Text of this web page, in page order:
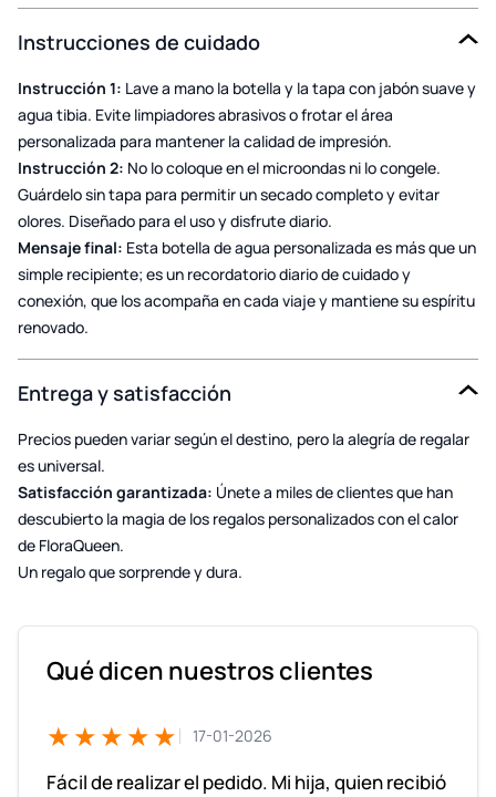
Instrucciones de cuidado
Instrucción 1: Lave a mano la botella y la tapa con jabón suave y
agua tibia. Evite limpiadores abrasivos o frotar el área
personalizada para mantener la calidad de impresión.
Instrucción 2: No lo coloque en el microondas ni lo congele.
Guárdelo sin tapa para permitir un secado completo y evitar
olores. Diseñado para el uso y disfrute diario.
Mensaje final: Esta botella de agua personalizada es más que un
simple recipiente; es un recordatorio diario de cuidado y
conexión, que los acompaña en cada viaje y mantiene su espíritu
renovado.
Entrega y satisfacción
Precios pueden variar según el destino, pero la alegría de regalar
es universal.
Satisfacción garantizada: Únete a miles de clientes que han
descubierto la magia de los regalos personalizados con el calor
de FloraQueen.
Un regalo que sorprende y dura.
Qué dicen nuestros clientes
★★★★★ 17-01-2026
Fácil de realizar el pedido. Mi hija, quien recibió